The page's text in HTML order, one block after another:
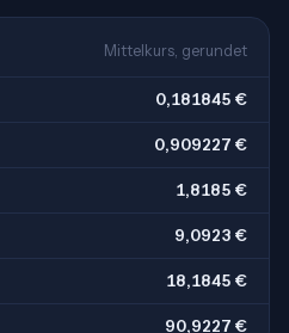
Mittelkurs, gerundet
0,181845 €
0,909227 €
1,8185 €
9,0923 €
18,1845 €
90,9227 €